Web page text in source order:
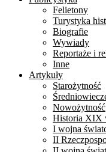
Felietony
Turystyka
Biografie
Wywiady
Reportaże i
Inne
Artykuły
Starożytność
Nowożytność
Historia XIX
I wojna
II